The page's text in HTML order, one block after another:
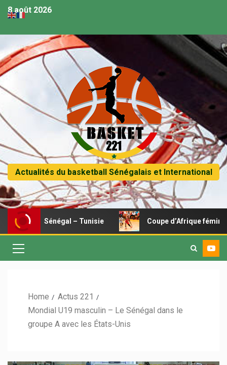
8 août 2026
Actualités du basketball Sénégalais et International
– Tunisie Coupe d’Afrique féminine U18 –
Home
Actus 221
Mondial U19 masculin – Le Sénégal dans le
groupe A avec les États-Unis